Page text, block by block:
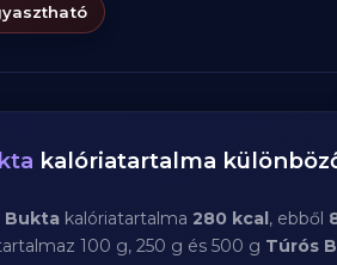
kalóriatartalma
Bukta kalóriatartalma 280 kcal, ebből
100 g, 250 g és 500 g Túrós